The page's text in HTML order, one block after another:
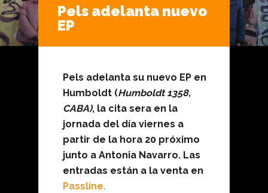
Pels adelanta nuevo
EP
Pels adelanta su nuevo EP en
Humboldt (Humboldt 1358,
CABA), la cita sera en la
jornada del día viernes a
partir de la hora 20 próximo
junto a Antonia Navarro. Las
entradas están a la venta en
Passline.